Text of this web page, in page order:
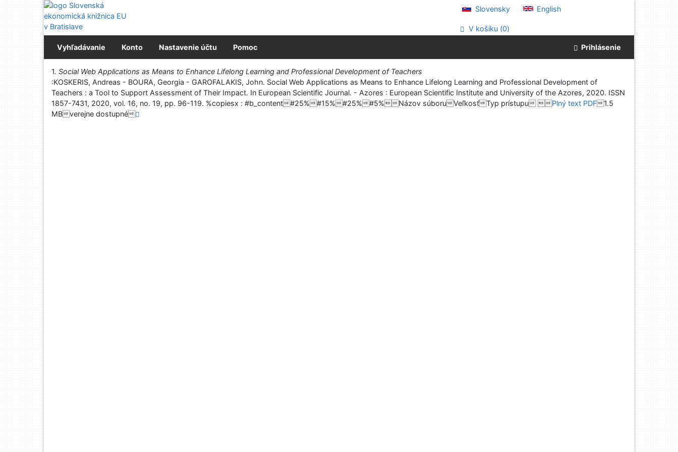
Prejsť na obsah
Prejsť na menu
Prehlásenie o webovej prístupnosti
Slovensky English
V košíku (0)
Vyhľadávanie Konto Nastavenie účtu Pomoc Prihlásenie
Vytlačiť
1. Social Web Applications as Means to Enhance Lifelong Learning and Professional Development of Teachers
:KOSKERIS, Andreas - BOURA, Georgia - GAROFALAKIS, John. Social Web Applications as Means to Enhance Lifelong Learning and Professional Development of
Teachers : a Tool to Support Assessment of Their Impact. In European Scientific Journal. - Azores : European Scientific Institute and University of the Azores, 2020. ISSN
1857-7431, 2020, vol. 16, no. 19, pp. 96-119. %copiesx : #b_content#25%#15%#25%#5%Názov súboruVeľkosťTyp prístupu Plný text PDF 1.5
MBverejne dostupné